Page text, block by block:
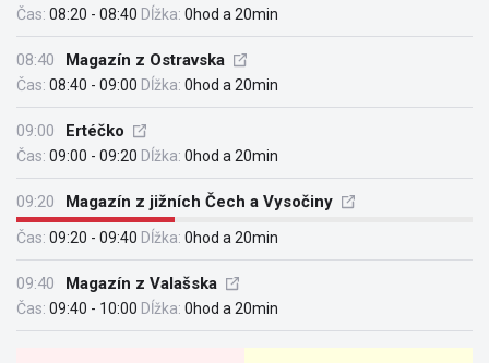
Čas: 08:20 - 08:40 Dĺžka: 0hod a 20min
08:40 Magazín z Ostravska
Čas: 08:40 - 09:00 Dĺžka: 0hod a 20min
09:00 Ertéčko
Čas: 09:00 - 09:20 Dĺžka: 0hod a 20min
09:20 Magazín z jižních Čech a Vysočiny
Čas: 09:20 - 09:40 Dĺžka: 0hod a 20min
09:40 Magazín z Valašska
Čas: 09:40 - 10:00 Dĺžka: 0hod a 20min